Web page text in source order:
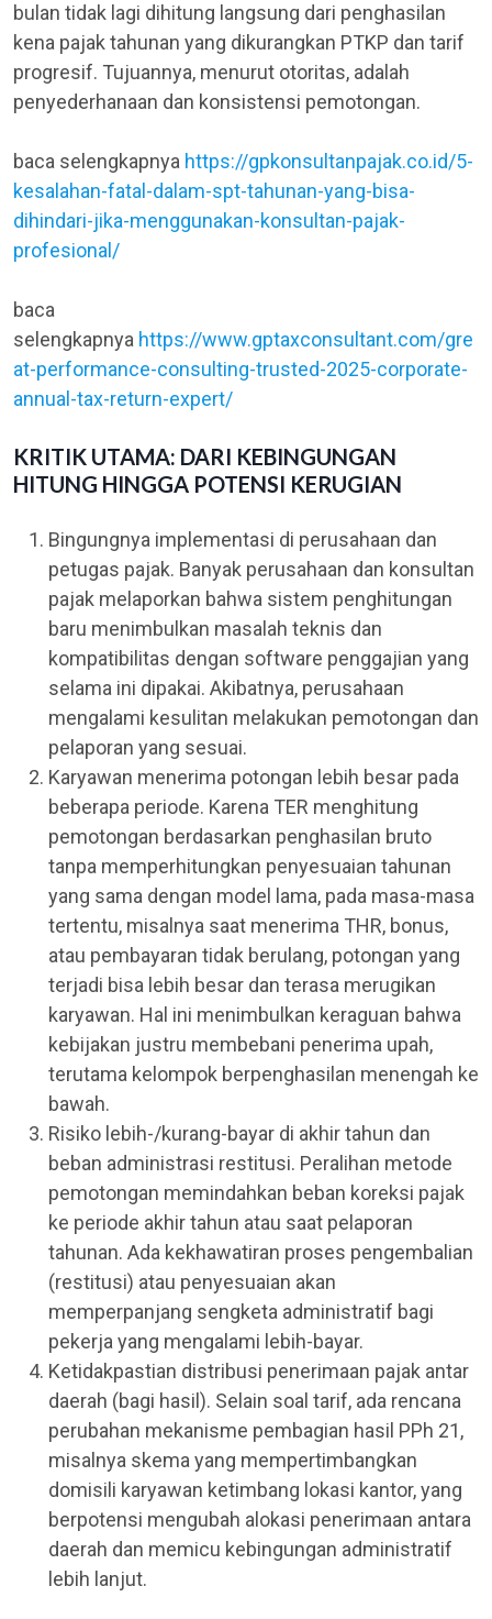
bulan tidak lagi dihitung langsung dari penghasilan
kena pajak tahunan yang dikurangkan PTKP dan tarif
progresif. Tujuannya, menurut otoritas, adalah
penyederhanaan dan konsistensi pemotongan.
baca selengkapnya https://gpkonsultanpajak.co.id/5-
kesalahan-fatal-dalam-spt-tahunan-yang-bisa-
dihindari-jika-menggunakan-konsultan-pajak-
profesional/
baca
selengkapnya https://www.gptaxconsultant.com/gre
at-performance-consulting-trusted-2025-corporate-
annual-tax-return-expert/
KRITIK UTAMA: DARI KEBINGUNGAN
HITUNG HINGGA POTENSI KERUGIAN
Bingungnya implementasi di perusahaan dan
petugas pajak. Banyak perusahaan dan konsultan
pajak melaporkan bahwa sistem penghitungan
baru menimbulkan masalah teknis dan
kompatibilitas dengan software penggajian yang
selama ini dipakai. Akibatnya, perusahaan
mengalami kesulitan melakukan pemotongan dan
pelaporan yang sesuai.
Karyawan menerima potongan lebih besar pada
beberapa periode. Karena TER menghitung
pemotongan berdasarkan penghasilan bruto
tanpa memperhitungkan penyesuaian tahunan
yang sama dengan model lama, pada masa-masa
tertentu, misalnya saat menerima THR, bonus,
atau pembayaran tidak berulang, potongan yang
terjadi bisa lebih besar dan terasa merugikan
karyawan. Hal ini menimbulkan keraguan bahwa
kebijakan justru membebani penerima upah,
terutama kelompok berpenghasilan menengah ke
bawah.
Risiko lebih-/kurang-bayar di akhir tahun dan
beban administrasi restitusi. Peralihan metode
pemotongan memindahkan beban koreksi pajak
ke periode akhir tahun atau saat pelaporan
tahunan. Ada kekhawatiran proses pengembalian
(restitusi) atau penyesuaian akan
memperpanjang sengketa administratif bagi
pekerja yang mengalami lebih-bayar.
Ketidakpastian distribusi penerimaan pajak antar
daerah (bagi hasil). Selain soal tarif, ada rencana
perubahan mekanisme pembagian hasil PPh 21,
misalnya skema yang mempertimbangkan
domisili karyawan ketimbang lokasi kantor, yang
berpotensi mengubah alokasi penerimaan antara
daerah dan memicu kebingungan administratif
lebih lanjut.